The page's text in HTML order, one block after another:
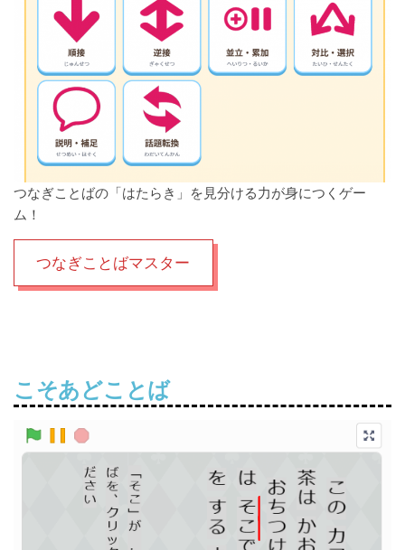
つなぎことばの「はたらき」を見分ける力が身につくゲー
ム！
つなぎことばマスター
こそあどことば